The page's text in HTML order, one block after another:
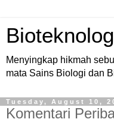
Menyingkap hikmah
mata Sains Biologi dan
Tuesday, August 10,
Komentari